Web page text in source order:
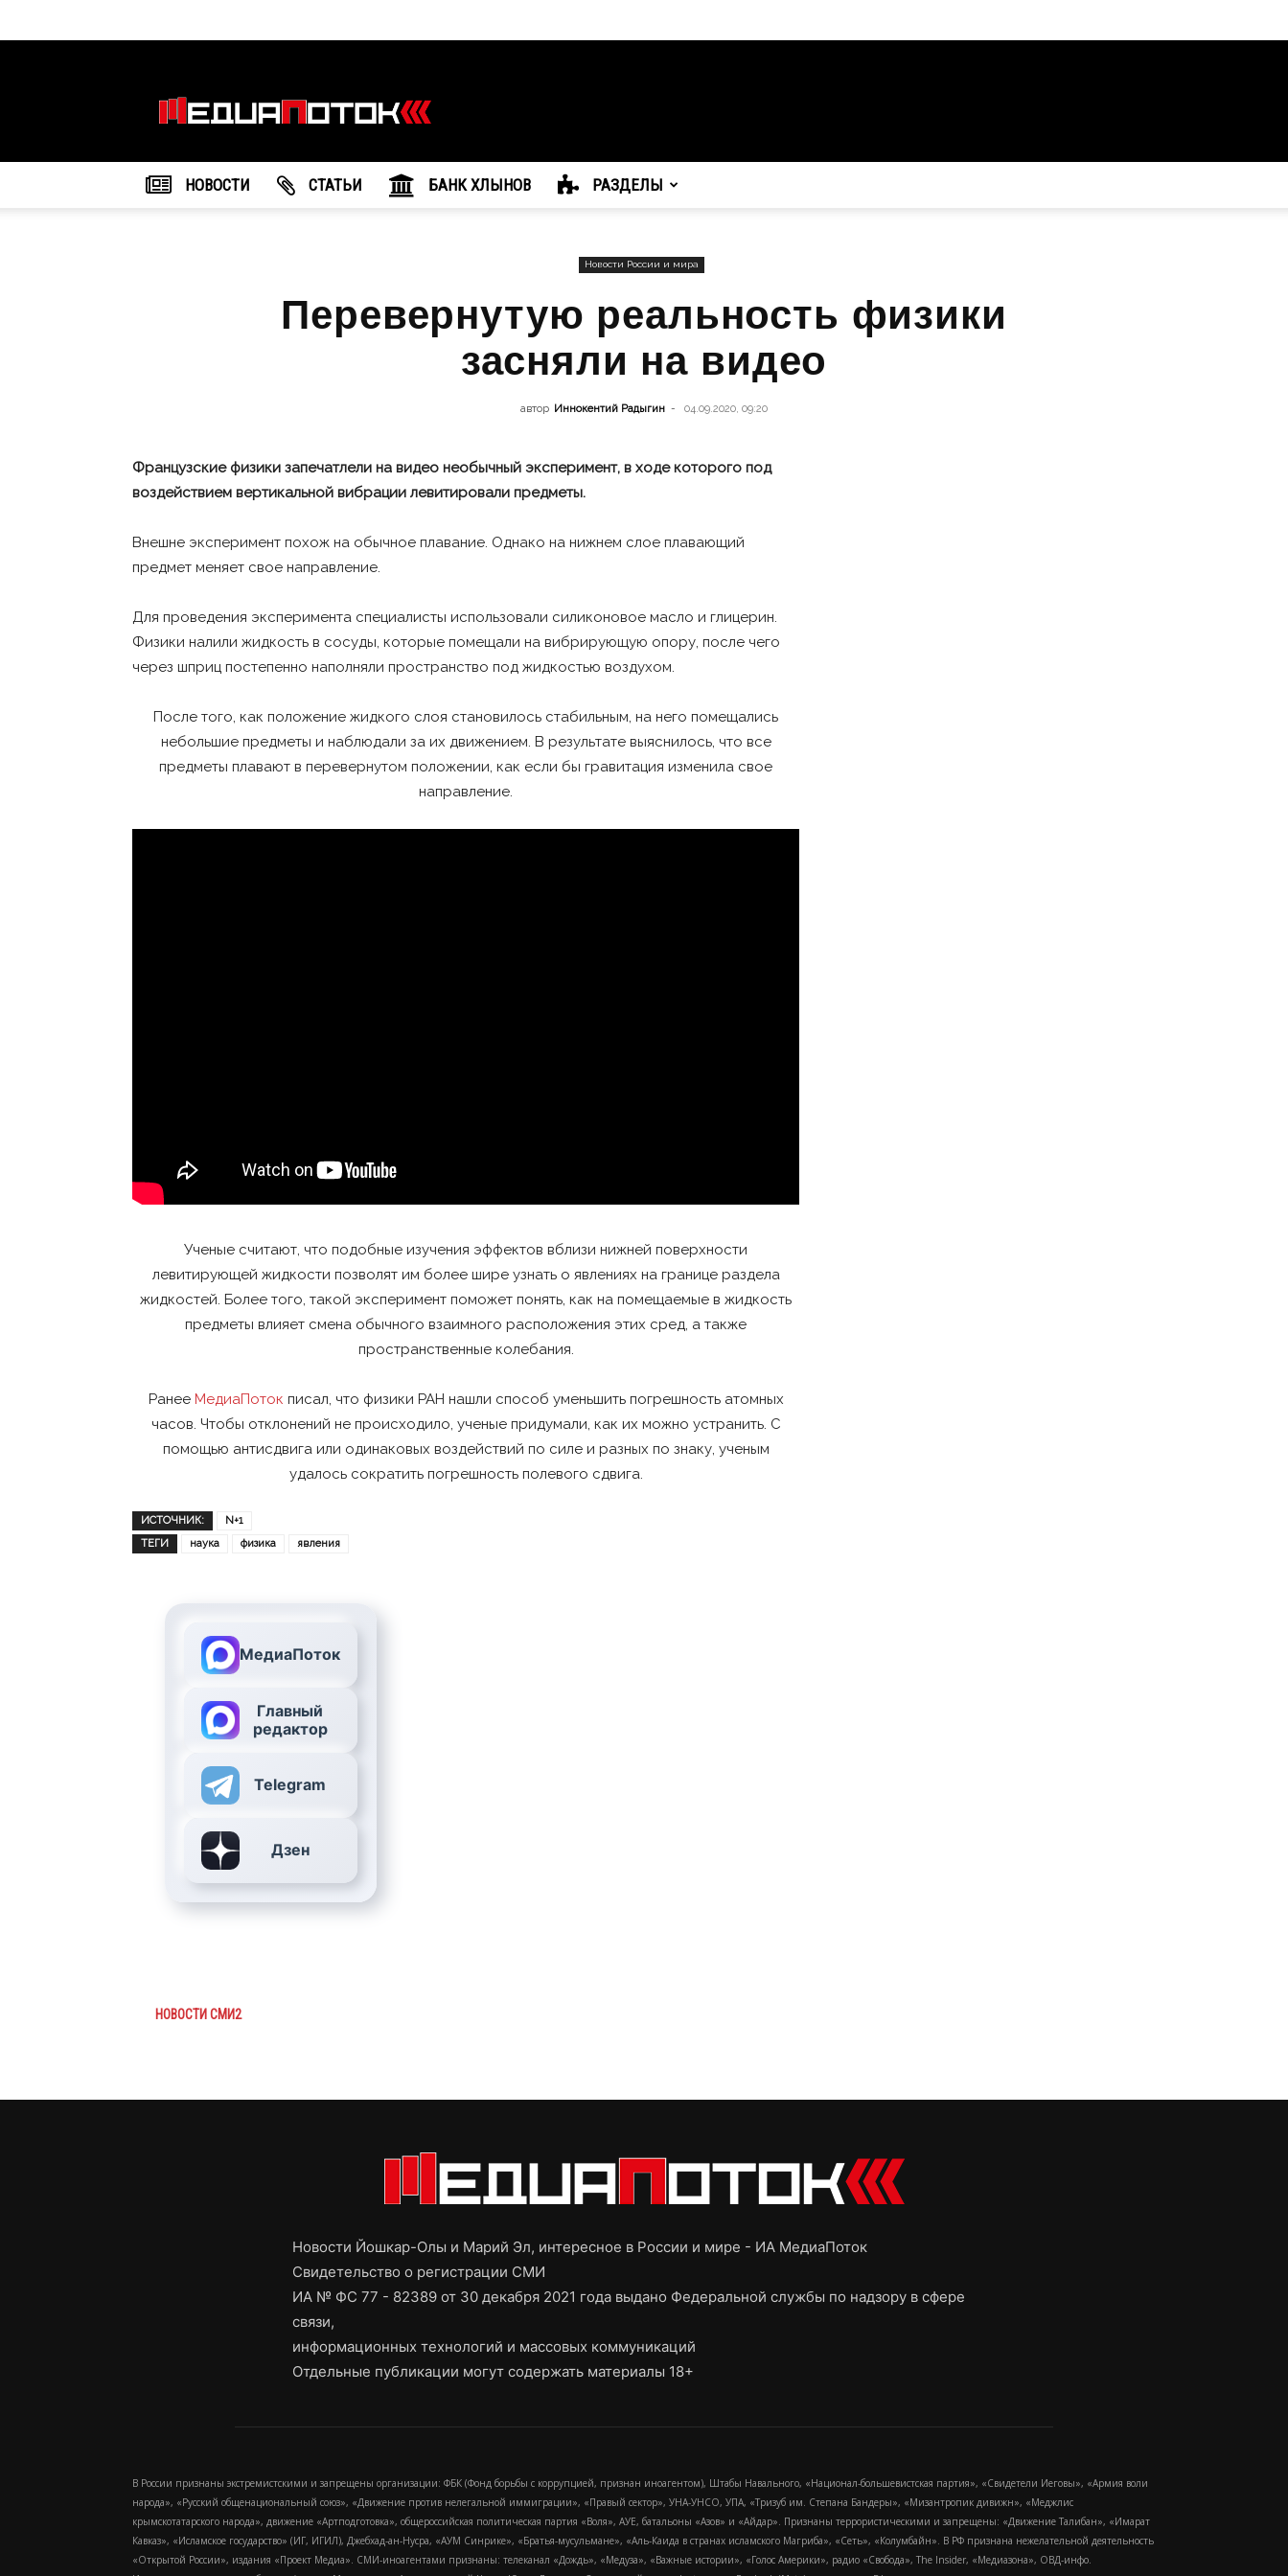
агентство
"МедиаПоток"
НОВОСТИ CТАТЬИ БАНК ХЛЫНОВ РАЗДЕЛЫ
Новости России и мира
Перевернутую реальность физики
засняли на видео
автор Иннокентий Радыгин - 04.09.2020, 09:20
Французские физики запечатлели на видео необычный эксперимент, в ходе которого под
воздействием вертикальной вибрации левитировали предметы.
Внешне эксперимент похож на обычное плавание. Однако на нижнем слое плавающий
предмет меняет свое направление.
Для проведения эксперимента специалисты использовали силиконовое масло и глицерин.
Физики налили жидкость в сосуды, которые помещали на вибрирующую опору, после чего
через шприц постепенно наполняли пространство под жидкостью воздухом.
После того, как положение жидкого слоя становилось стабильным, на него помещались
небольшие предметы и наблюдали за их движением. В результате выяснилось, что все
предметы плавают в перевернутом положении, как если бы гравитация изменила свое
направление.
Ученые считают, что подобные изучения эффектов вблизи нижней поверхности
левитирующей жидкости позволят им более шире узнать о явлениях на границе раздела
жидкостей. Более того, такой эксперимент поможет понять, как на помещаемые в жидкость
предметы влияет смена обычного взаимного расположения этих сред, а также
пространственные колебания.
Ранее МедиаПоток писал, что физики РАН нашли способ уменьшить погрешность атомных
часов. Чтобы отклонений не происходило, ученые придумали, как их можно устранить. С
помощью антисдвига или одинаковых воздействий по силе и разных по знаку, ученым
удалось сократить погрешность полевого сдвига.
ИСТОЧНИК:
N+1
ТЕГИ
наука физика явления
МедиаПоток
Главный
редактор
Telegram
Дзен
НОВОСТИ СМИ2
Новости Йошкар-Олы и Марий Эл, интересное в России и мире - ИА МедиаПоток
Свидетельство о регистрации СМИ
ИА № ФС 77 - 82389 от 30 декабря 2021 года выдано Федеральной службы по надзору в сфере
связи,
информационных технологий и массовых коммуникаций
Отдельные публикации могут содержать материалы 18+
В России признаны экстремистскими и запрещены организации: ФБК (Фонд борьбы с коррупцией, признан иноагентом), Штабы Навального, «Национал-большевистская партия», «Свидетели Иеговы», «Армия воли
народа», «Русский общенациональный союз», «Движение против нелегальной иммиграции», «Правый сектор», УНА-УНСО, УПА, «Тризуб им. Степана Бандеры», «Мизантропик дивижн», «Меджлис
крымскотатарского народа», движение «Артподготовка», общероссийская политическая партия «Воля», АУЕ, батальоны «Азов» и «Айдар». Признаны террористическими и запрещены: «Движение Талибан», «Имарат
Кавказ», «Исламское государство» (ИГ, ИГИЛ), Джебхад-ан-Нусра, «АУМ Синрике», «Братья-мусульмане», «Аль-Каида в странах исламского Магриба», «Сеть», «Колумбайн». В РФ признана нежелательной деятельность
«Открытой России», издания «Проект Медиа». СМИ-иноагентами признаны: телеканал «Дождь», «Медуза», «Важные истории», «Голос Америки», радио «Свобода», The Insider, «Медиазона», ОВД-инфо.